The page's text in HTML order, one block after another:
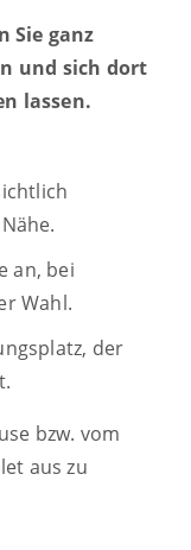
Sie ganz
und sich dort
lassen.
an, bei
Wahl.
der
bzw. vom
aus zu